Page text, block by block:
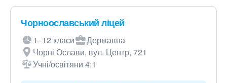
Чорноославський ліцей
1–12 класи
Державна
Чорні Ослави, вул. Центр, 721
Учні/освітяни 4:1